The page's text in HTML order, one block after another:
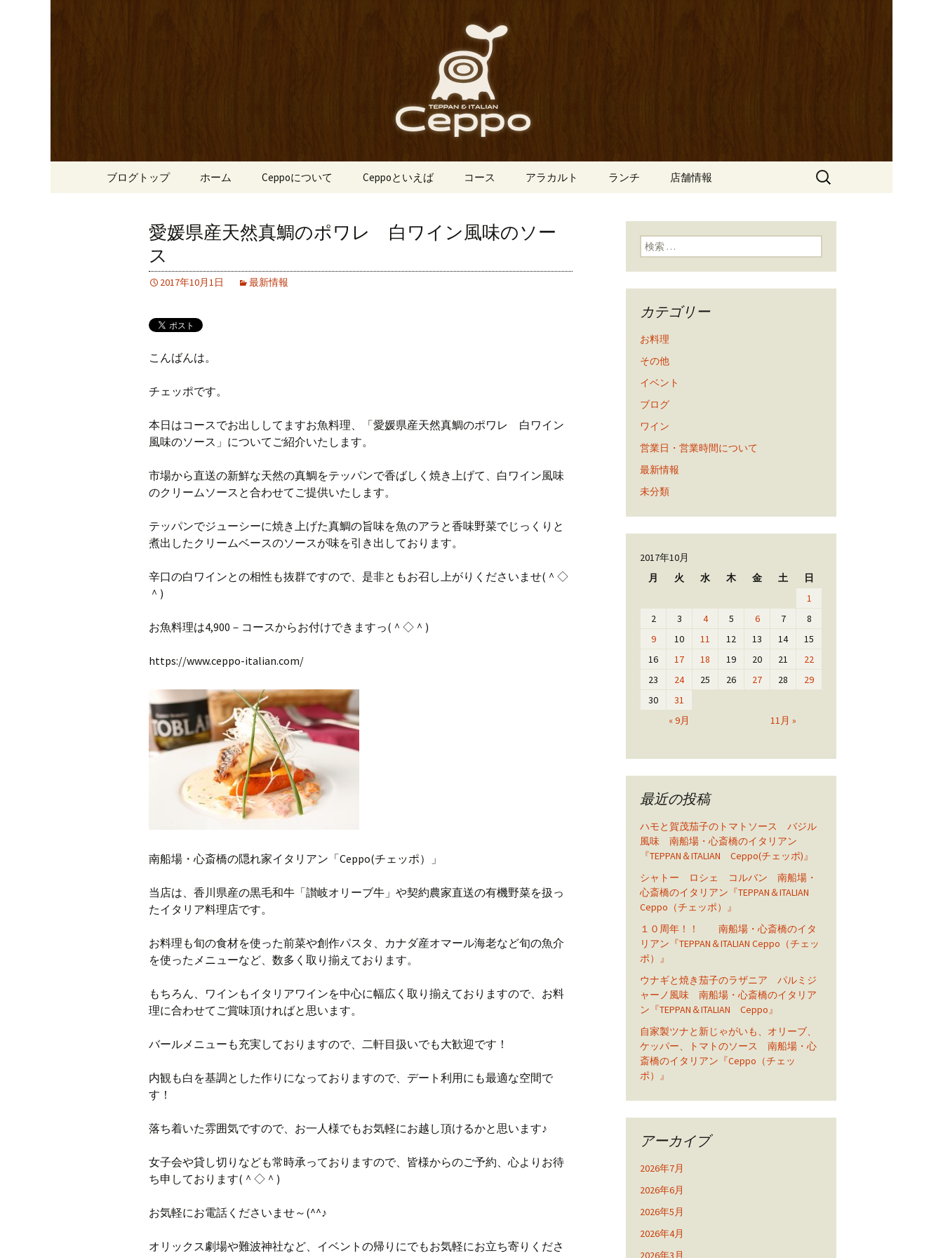
南船場・心斎橋のイタリアン
「Ceppo（チェッポ）」の公式ブログ
リーブ牛のステーキのほか、バルメニューも豊富にご用意。デートにも一人飲みのお客様にもぴった
コンテンツへ移動
ブログトップ ホーム Ceppoについて Ceppoといえば コース アラカルト ランチ 店舗情報
検
愛媛県産天然真鯛のポワレ 白ワイン風味のソー
ス
2017年10月1日 最新情報
こんばんは。
チェッポです。
本日はコースでお出ししてますお魚料理、「愛媛県産天然真鯛のポワレ 白ワイン
風味のソース」についてご紹介いたします。
市場から直送の新鮮な天然の真鯛をテッパンで香ばしく焼き上げて、白ワイン風味
のクリームソースと合わせてご提供いたします。
テッパンでジューシーに焼き上げた真鯛の旨味を魚のアラと香味野菜でじっくりと
煮出したクリームベースのソースが味を引き出しております。
辛口の白ワインとの相性も抜群ですので、是非ともお召し上がりくださいませ(＾◇
＾)
お魚料理は4,900－コースからお付けできますっ(＾◇＾)
https://www.ceppo-italian.com/
南船場・心斎橋の隠れ家イタリアン「Ceppo(チェッポ）」
当店は、香川県産の黒毛和牛「讃岐オリーブ牛」や契約農家直送の有機野菜を扱っ
たイタリア料理店です。
お料理も旬の食材を使った前菜や創作パスタ、カナダ産オマール海老など旬の魚介
を使ったメニューなど、数多く取り揃えております。
もちろん、ワインもイタリアワインを中心に幅広く取り揃えておりますので、お料
理に合わせてご賞味頂ければと思います。
バールメニューも充実しておりますので、二軒目扱いでも大歓迎です！
内観も白を基調とした作りになっておりますので、デート利用にも最適な空間で
す！
落ち着いた雰囲気ですので、お一人様でもお気軽にお越し頂けるかと思います♪
女子会や貸し切りなども常時承っておりますので、皆様からのご予約、心よりお待
ち申しております(＾◇＾)
お気軽にお電話くださいませ～(^^♪
オリックス劇場や難波神社など、イベントの帰りにでもお気軽にお立ち寄りくださ
検索:
カテゴリー
お料理
その他
イベント
ブログ
ワイン
営業日・営業時間について
最新情報
未分類
2017年10月
月
火 水 木 金 土 日
« 9月 11月 »
1
2
3 4 5 6 7
8
9
10 11 12 13 14
15
16
17 18 19 20 21
22
23
24 25 26 27 28
29
30
31
最近の投稿
ハモと賀茂茄子のトマトソース バジル
風味 南船場・心斎橋のイタリアン
『TEPPAN＆ITALIAN Ceppo(チェッポ)』
シャトー ロシェ コルバン 南船場・
心斎橋のイタリアン『TEPPAN＆ITALIAN
Ceppo（チェッポ）』
１０周年！！ 南船場・心斎橋のイタ
リアン『TEPPAN＆ITALIAN Ceppo（チェッ
ポ）』
ウナギと焼き茄子のラザニア パルミジ
ャーノ風味 南船場・心斎橋のイタリア
ン『TEPPAN＆ITALIAN Ceppo』
自家製ツナと新じゃがいも、オリーブ、
ケッパー、トマトのソース 南船場・心
斎橋のイタリアン『Ceppo（チェッ
ポ）』
アーカイブ
2026年7月
2026年6月
2026年5月
2026年4月
2026年3月